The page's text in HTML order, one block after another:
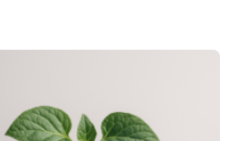
bekannte Stechmücken-
und hat sich in
erhalten. Es konnte als neue
beschrieben werden und trägt
primaevus. Dieser erste